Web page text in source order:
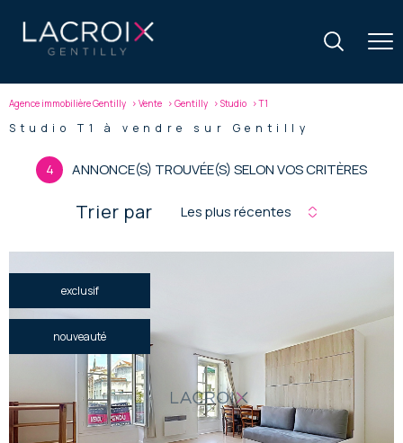
Agence immobilière Gentilly Vente Gentilly Studio T1
Studio T1 à vendre sur Gentilly
4 ANNONCE(S) TROUVÉE(S) SELON VOS CRITÈRES
Trier par Les plus récentes
exclusif
nouveauté
voir le
bien